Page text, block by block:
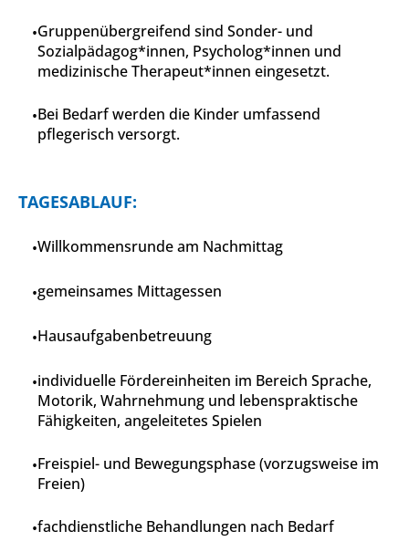
Gruppenübergreifend sind Sonder- und
Sozialpädagog*innen, Psycholog*innen und
medizinische Therapeut*innen eingesetzt.
Bei Bedarf werden die Kinder umfassend
pflegerisch versorgt.
TAGESABLAUF:
Willkommensrunde am Nachmittag
gemeinsames Mittagessen
Hausaufgabenbetreuung
individuelle Fördereinheiten im Bereich Sprache,
Motorik, Wahrnehmung und lebenspraktische
Fähigkeiten, angeleitetes Spielen
Freispiel- und Bewegungsphase (vorzugsweise im
Freien)
fachdienstliche Behandlungen nach Bedarf